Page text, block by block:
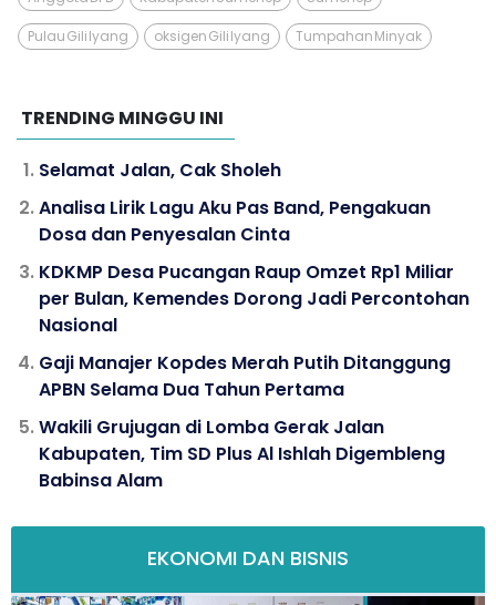
Pulau Gili Iyang oksigen Gili Iyang Tumpahan Minyak
TRENDING MINGGU INI
Selamat Jalan, Cak Sholeh
Analisa Lirik Lagu Aku Pas Band, Pengakuan
Dosa dan Penyesalan Cinta
KDKMP Desa Pucangan Raup Omzet Rp1 Miliar
per Bulan, Kemendes Dorong Jadi Percontohan
Nasional
Gaji Manajer Kopdes Merah Putih Ditanggung
APBN Selama Dua Tahun Pertama
Wakili Grujugan di Lomba Gerak Jalan
Kabupaten, Tim SD Plus Al Ishlah Digembleng
Babinsa Alam
EKONOMI DAN BISNIS